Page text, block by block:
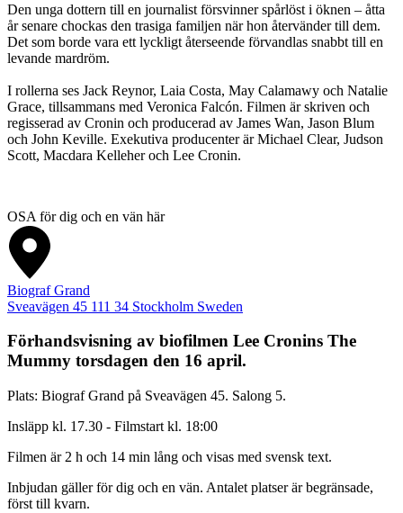
Den unga dottern till en journalist försvinner spårlöst i öknen – åtta
år senare chockas den trasiga familjen när hon återvänder till dem.
Det som borde vara ett lyckligt återseende förvandlas snabbt till en
levande mardröm.
I rollerna ses Jack Reynor, Laia Costa, May Calamawy och Natalie
Grace, tillsammans med Veronica Falcón. Filmen är skriven och
regisserad av Cronin och producerad av James Wan, Jason Blum
och John Keville. Exekutiva producenter är Michael Clear, Judson
Scott, Macdara Kelleher och Lee Cronin.
OSA för dig och en vän här
Biograf Grand
Sveavägen 45 111 34 Stockholm Sweden
Förhandsvisning av biofilmen Lee Cronins The
Mummy torsdagen den 16 april.
Plats: Biograf Grand på Sveavägen 45. Salong 5.
Insläpp kl. 17.30 - Filmstart kl. 18:00
Filmen är 2 h och 14 min lång och visas med svensk text.
Inbjudan gäller för dig och en vän. Antalet platser är begränsade,
först till kvarn.